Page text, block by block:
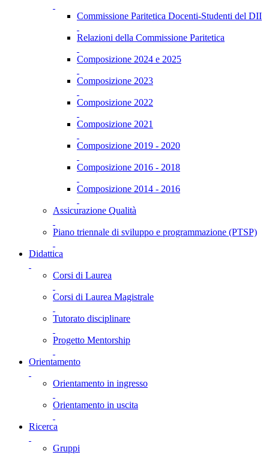
Commissione Paritetica Docenti-Studenti del DII
Relazioni della Commissione Paritetica
Composizione 2024 e 2025
Composizione 2023
Composizione 2022
Composizione 2021
Composizione 2019 - 2020
Composizione 2016 - 2018
Composizione 2014 - 2016
Assicurazione Qualità
Piano triennale di sviluppo e programmazione (PTSP)
Didattica
Corsi di Laurea
Corsi di Laurea Magistrale
Tutorato disciplinare
Progetto Mentorship
Orientamento
Orientamento in ingresso
Orientamento in uscita
Ricerca
Gruppi